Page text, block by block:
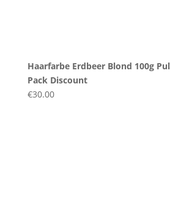
Haarfarbe Erdbeer Blond 100g
Pack Discount
€30.00